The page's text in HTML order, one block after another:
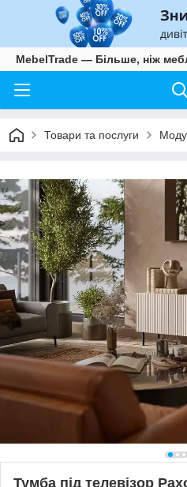
MebelTrade — Більше, ніж
Товари та послуги
Тумба під телевізор